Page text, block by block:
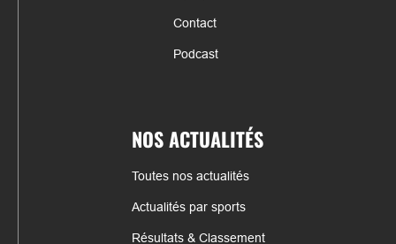
Contact
Podcast
NOS ACTUALITÉS
Toutes nos actualités
Actualités par sports
Résultats & Classement